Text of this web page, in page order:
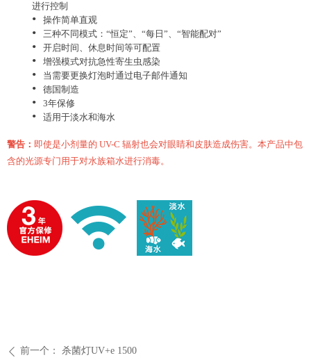
进行控制
• 操作简单直观
• 三种不同模式：“恒定”、“每日”、“智能配对”
• 开启时间、休息时间等可配置
• 增强模式对抗急性寄生虫感染
• 当需要更换灯泡时通过电子邮件通知
• 德国制造
• 3年保修
• 适用于淡水和海水
警告： 即使是小剂量的 UV-C 辐射也会对眼睛和皮肤造成伤害。本产品中包
含的光源专门用于对水族箱水进行消毒。
ꄴ 前一个： 杀菌灯UV+e 1500